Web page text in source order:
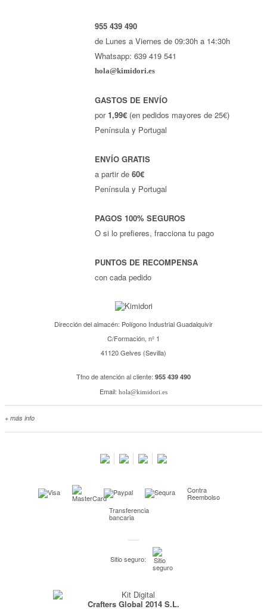
955 439 490
de Lunes a Viernes de 09:30h a 14:30h
Whatsapp: 639 419 541
hola@kimidori.es
GASTOS DE ENVÍO
por 1,99€ (en pedidos mayores de 25€)
Península y Portugal
ENVÍO GRATIS
a partir de60€
Península y Portugal
PAGOS 100% SEGUROS
O si lo prefieres, fracciona tu pago
PUNTOS DE RECOMPENSA
con cada pedido
Dirección del almacén: Polígono Industrial Guadalquivir
C/Formación, nº 1
41120 Gelves (Sevilla)
Tfno de atención al cliente: 955 439 490
Email: hola@kimidori.es
+ más info
Kimidori PRINT, nuestro servicio de impresión de fotos
Pago seguro y financiación
Contra
Reembolso
Transferencia
bancaria
Sitio seguro:
Crafters Global 2014 S.L.